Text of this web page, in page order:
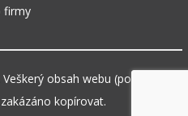
firmy
obsah webu (pokud není
kopírovat.